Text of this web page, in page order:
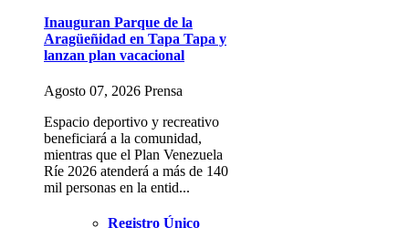
Inauguran Parque de la
Aragüeñidad en Tapa Tapa y
lanzan plan vacacional
Agosto 07, 2026 Prensa
Espacio deportivo y recreativo
beneficiará a la comunidad,
mientras que el Plan Venezuela
Ríe 2026 atenderá a más de 140
mil personas en la entid...
Registro Único